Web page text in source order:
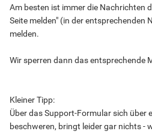
Am besten ist immer die Nachrichten
Seite melden" (in der entsprechenden
melden.
Wir sperren dann das entsprechende
Kleiner Tipp:
Über das Support-Formular sich über
beschweren, bringt leider gar nichts -